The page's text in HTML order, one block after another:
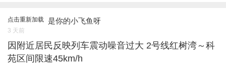
点击重新加载 是你的小飞鱼呀
3 天前
因附近居民反映列车震动噪音过大 2号线红树湾～科
苑区间限速45km/h